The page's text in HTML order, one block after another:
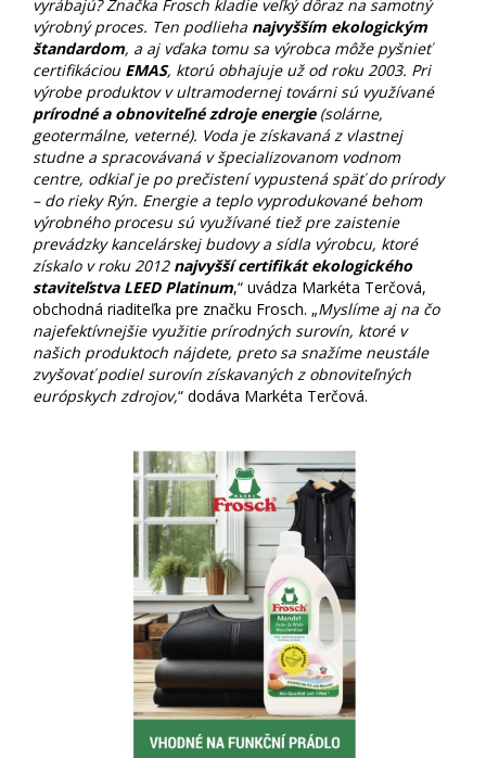
vyrábajú? Značka Frosch kladie veľký dôraz na samotný
výrobný proces. Ten podlieha najvyšším ekologickým
štandardom, a aj vďaka tomu sa výrobca môže pyšnieť
certifikáciou EMAS, ktorú obhajuje už od roku 2003. Pri
výrobe produktov v ultramodernej továrni sú využívané
prírodné a obnoviteľné zdroje energie(solárne,
geotermálne, veterné). Voda je získavaná z vlastnej
studne a spracovávaná v špecializovanom vodnom
centre, odkiaľ je po prečistení vypustená späť do prírody
– do rieky Rýn. Energie a teplo vyprodukované behom
výrobného procesu sú využívané tiež pre zaistenie
prevádzky kancelárskej budovy a sídla výrobcu, ktoré
získalo v roku 2012 najvyšší certifikát ekologického
staviteľstva LEED Platinum,“ uvádza Markéta Terčová,
obchodná riaditeľka pre značku Frosch. „Myslíme aj na čo
najefektívnejšie využitie prírodných surovín, ktoré v
našich produktoch nájdete, preto sa snažíme neustále
zvyšovať podiel surovín získavaných z obnoviteľných
európskych zdrojov,“ dodáva Markéta Terčová.